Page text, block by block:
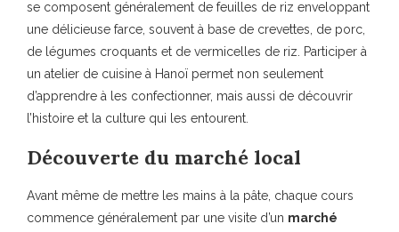
se composent généralement de feuilles de riz enveloppant
une délicieuse farce, souvent à base de crevettes, de porc,
de légumes croquants et de vermicelles de riz. Participer à
un atelier de cuisine à Hanoï permet non seulement
d’apprendre à les confectionner, mais aussi de découvrir
l’histoire et la culture qui les entourent.
Découverte du marché local
Avant même de mettre les mains à la pâte, chaque cours
commence généralement par une visite d’un marché